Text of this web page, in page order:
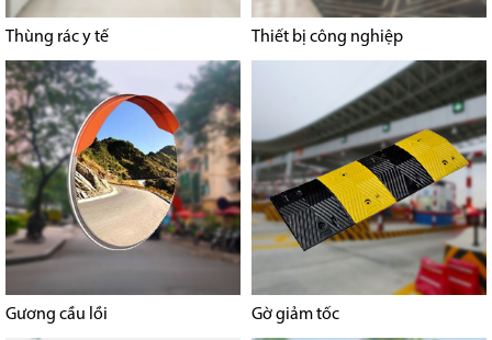
Thùng rác y tế Thiết bị công nghiệp
Gương cầu lồi Gờ giảm tốc